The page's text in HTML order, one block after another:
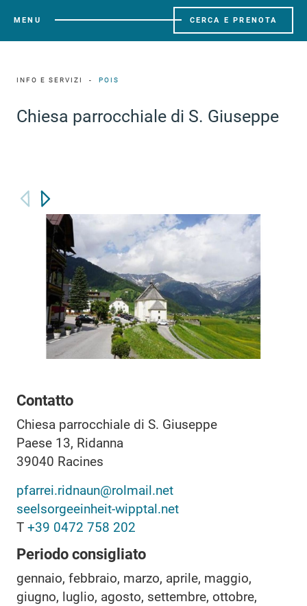
MENU CERCA E PRENOTA
INFO E SERVIZI POIS
Chiesa parrocchiale di S. Giuseppe
Contatto
Chiesa parrocchiale di S. Giuseppe
Paese 13, Ridanna
39040 Racines
pfarrei.ridnaun@rolmail.net
seelsorgeeinheit-wipptal.net
T +39 0472 758 202
Periodo consigliato
gennaio, febbraio, marzo, aprile, maggio,
giugno, luglio, agosto, settembre, ottobre,